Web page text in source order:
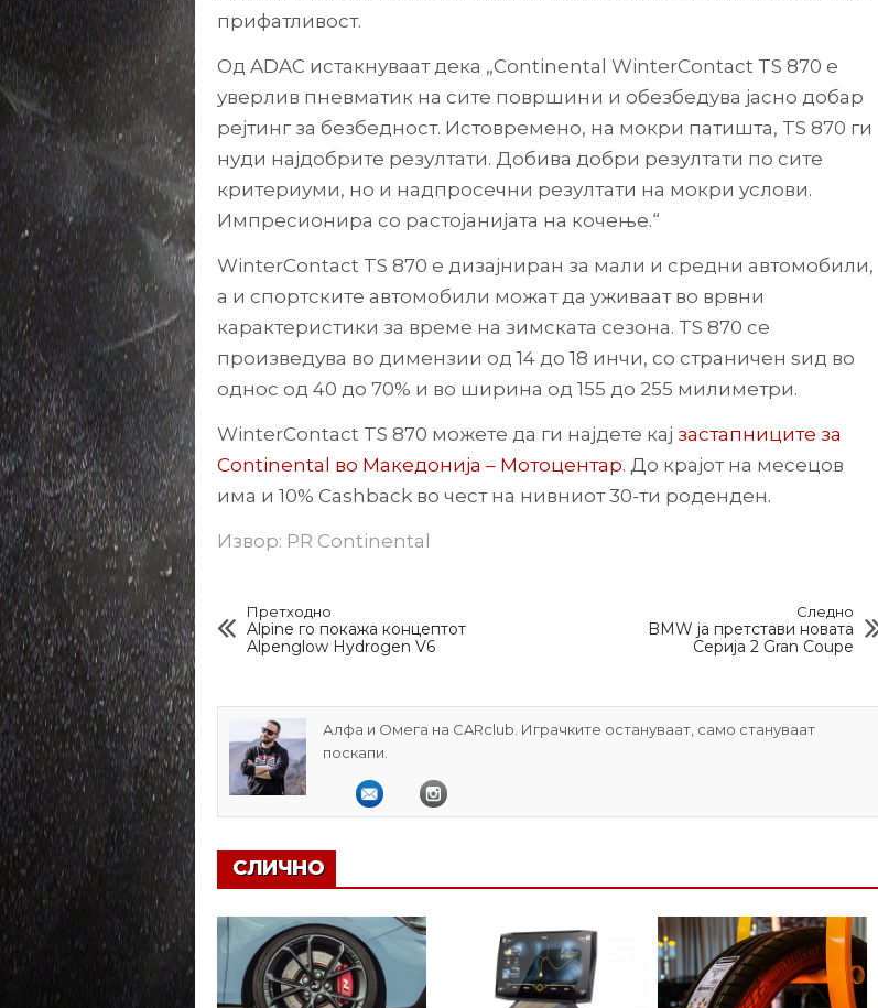
прифатливост.
Од ADAC истакнуваат дека „Continental WinterContact TS 870 е
уверлив пневматик на сите површини и обезбедува јасно добар
рејтинг за безбедност. Истовремено, на мокри патишта, TS 870 ги
нуди најдобрите резултати. Добива добри резултати по сите
критериуми, но и надпросечни резултати на мокри услови.
Импресионира со растојанијата на кочење.“
WinterContact TS 870 е дизајниран за мали и средни автомобили,
а и спортските автомобили можат да уживаат во врвни
карактеристики за време на зимската сезона. TS 870 се
произведува во димензии од 14 до 18 инчи, со страничен ѕид во
однос од 40 до 70% и во ширина од 155 до 255 милиметри.
WinterContact TS 870 можете да ги најдете кај застапниците за
Continental во Македонија – Мотоцентар. До крајот на месецов
има и 10% Cashback во чест на нивниот 30-ти роденден.
Извор: PR Continental
Претходно
Alpine го покажа концептот
Alpenglow Hydrogen V6
Следно
BMW ја претстави новата
Серија 2 Gran Coupe
Алфа и Омега на CARclub. Играчките остануваат, само стануваат
поскапи.
СЛИЧНО